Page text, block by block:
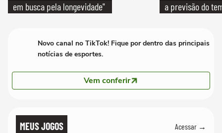
em busca pela longevidade"
a previsão do
Novo canal no TikTok! Fique por dentro das principais
notícias de esportes.
Vem conferir
MEUS JOGOS Acessar →